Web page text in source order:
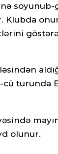
turunda
olunur.